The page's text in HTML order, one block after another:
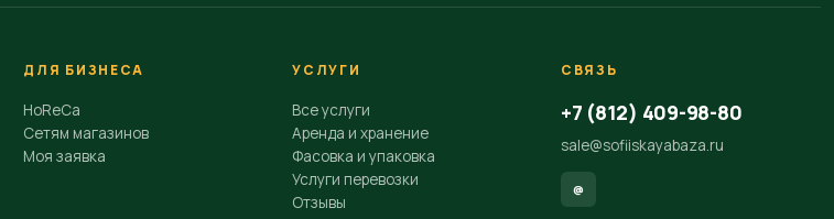
ДЛЯ БИЗНЕСА
HoReCa
Сетям магазинов
Моя заявка
УСЛУГИ
Все услуги
Аренда и хранение
Фасовка и упаковка
Услуги перевозки
Отзывы
СВЯЗЬ
+7 (812) 409-98-80
sale@sofiiskayabaza.ru
@